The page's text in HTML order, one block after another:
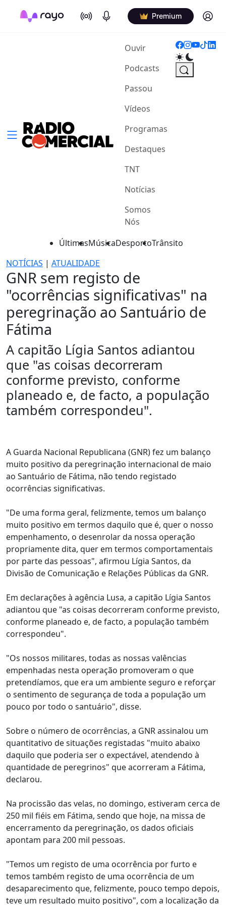
On Air Podcasts Premium Log in
Ouvir(current)
Podcasts
Passou
Vídeos
Programas
Destaques
TNT
Notícias
Somos
Nós
ÚltimasMúsicaDesportoTrânsito
NOTÍCIAS | ATUALIDADE
GNR sem registo de
"ocorrências significativas" na
peregrinação ao Santuário de
Fátima
A capitão Lígia Santos adiantou
que "as coisas decorreram
conforme previsto, conforme
planeado e, de facto, a população
também correspondeu".
A Guarda Nacional Republicana (GNR) fez um balanço
muito positivo da peregrinação internacional de maio
ao Santuário de Fátima, não tendo registado
ocorrências significativas.
"De uma forma geral, felizmente, temos um balanço
muito positivo em termos daquilo que é, quer o nosso
empenhamento, o desenrolar da nossa operação
propriamente dita, quer em termos comportamentais
por parte das pessoas", afirmou Lígia Santos, da
Divisão de Comunicação e Relações Públicas da GNR.
Em declarações à agência Lusa, a capitão Lígia Santos
adiantou que "as coisas decorreram conforme previsto,
conforme planeado e, de facto, a população também
correspondeu".
"Os nossos militares, todas as nossas valências
empenhadas nesta operação promoveram o que
pretendíamos, que era um ambiente seguro e reforçar
o sentimento de segurança de toda a população um
pouco por todo o santuário", disse.
Sobre o número de ocorrências, a GNR assinalou um
quantitativo de situações registadas "muito abaixo
daquilo que poderia ser o expectável, atendendo à
quantidade de peregrinos" que acorreram a Fátima,
declarou.
Na procissão das velas, no domingo, estiveram cerca de
250 mil fiéis em Fátima, sendo que hoje, na missa de
encerramento da peregrinação, os dados oficiais
apontam para 200 mil pessoas.
"Temos um registo de uma ocorrência por furto e
temos também registo de uma ocorrência de um
desaparecimento que, felizmente, pouco tempo depois,
teve um resultado muito positivo", com a localização da